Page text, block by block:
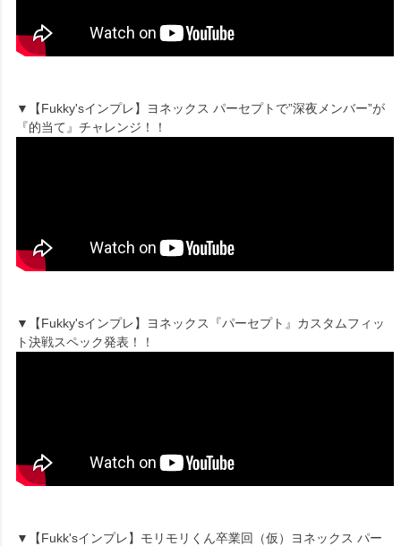
▼【Fukky'sインプレ】ヨネックス パーセプトで”深夜メンバー”が
『的当て』チャレンジ！！
▼【Fukky'sインプレ】ヨネックス『パーセプト』カスタムフィッ
ト決戦スペック発表！！
▼【Fukk'sインプレ】モリモリくん卒業回（仮）ヨネックス パー